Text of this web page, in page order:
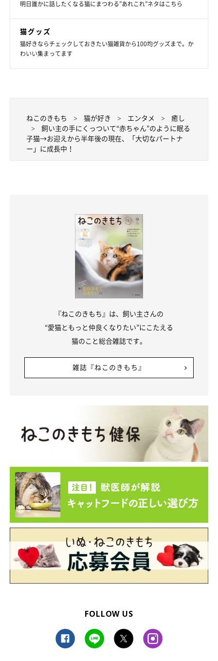
そうです。
日々成長する真珠ちゃんを見守りながら、飼い主さんは今どのよ
うなことを感じているのでしょうか。最後に、こんな思いを語っ
「私は昔から猫と暮らしたいと思っていて、何年も熟考してつい
に迎えたコが真珠です。それまで何年もたくさんの子猫を見まし
たが、真珠を見たときに『このコだ！』とピンとくるものがあっ
なり家族になることを決めたコです。
真珠にもっと信頼してもらえるような飼い主になりたいと思いま
すし、いいパートナーになりたいと思っています」
さん／X（旧Twitter）
※この記事は投稿者さまに取材し、了承の上制作したものです。
2025年5月時点の情報であり、現在と異なる場合があります。
明日誰かに話したくなる猫にまつわる”あれこれ”ネタはこちら
猫グッズ
猫好きならチェックしておきたい猫雑貨から100均グッズまで。か
わいい集まってます
ねこのきもち 猫が好き エンタメ
癒し
飼い主の手にくっついて“赤ちゃん”のように眠る
子猫→お迎えから半年後の現在、「大切なパートナ
ー」に成長中！
『ねこのきもち』は、飼い主さんの
“愛猫ともっと仲良くなりたい”にこたえる
猫のこと総合雑誌です。
雑誌『ねこのきもち』
FOLLOW US